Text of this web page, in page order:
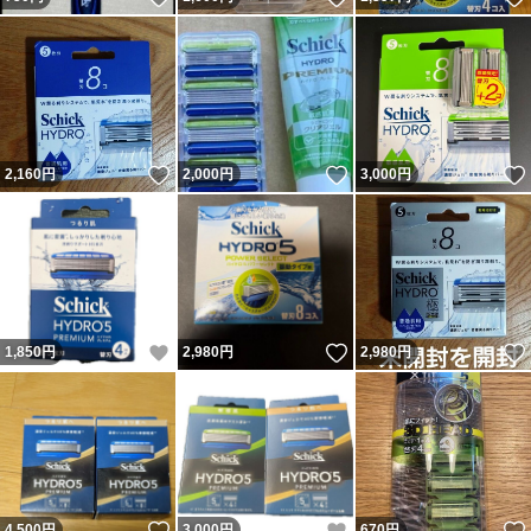
2,160円 いいね！
2,000円 いいね！
3,000円
1,850円 いいね！
2,980円 いいね！
2,980円